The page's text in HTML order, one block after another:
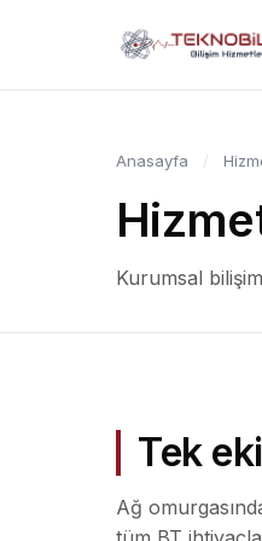
Anasayfa
Kurumsal
Tek
Ağ